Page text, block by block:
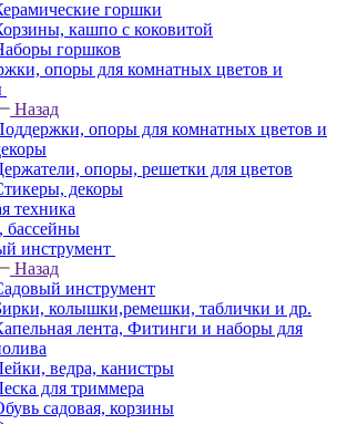
горшки
кашпо с коковитой
горшков
опоры для комнатных цветов и
Назад
опоры для комнатных цветов и
опоры, решетки для цветов
декоры
техника
бассейны
инструмент
Назад
инструмент
колышки,ремешки, таблички и др.
лента, Фитинги и наборы для
ведра, канистры
для триммера
садовая, корзины